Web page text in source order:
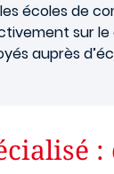
écoles de
sur le
auprès